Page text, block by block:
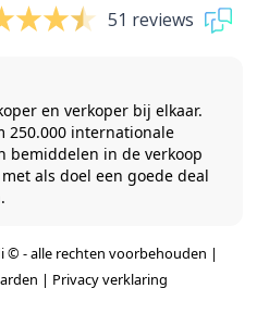
51 reviews
en verkoper bij elkaar.
250.000 internationale
bemiddelen in de verkoop
als doel een goede deal
© - alle rechten voorbehouden |
| Privacy verklaring